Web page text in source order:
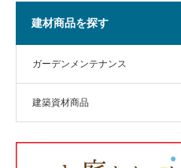
建材商品を探す
ガーデンメンテナンス
建築資材商品